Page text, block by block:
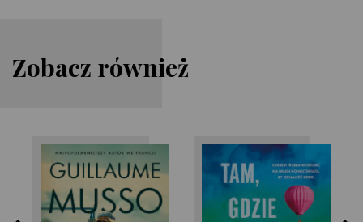
Zobacz również
Guillaume Musso
Paige Toon